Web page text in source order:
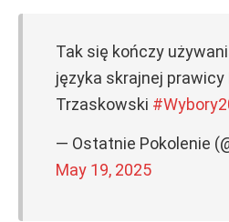
Tak się kończy
języka skrajnej prawicy
Trzaskowski
— Ostatnie Pokolenie
May 19, 2025